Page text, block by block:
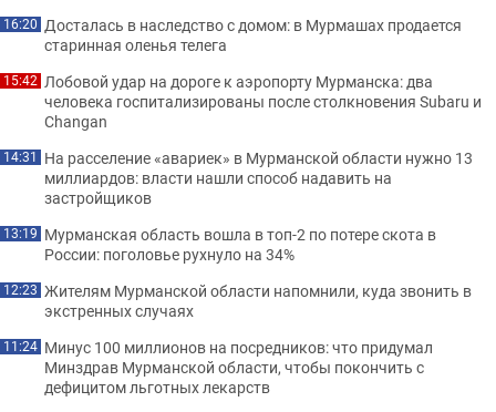
16:20 Досталась в наследство с домом: в Мурмашах продается
старинная оленья телега
15:42 Лобовой удар на дороге к аэропорту Мурманска: два
человека госпитализированы после столкновения Subaru и
Changan
14:31 На расселение «авариек» в Мурманской области нужно 13
миллиардов: власти нашли способ надавить на
застройщиков
13:19 Мурманская область вошла в топ-2 по потере скота в
России: поголовье рухнуло на 34%
12:23 Жителям Мурманской области напомнили, куда звонить в
экстренных случаях
11:24 Минус 100 миллионов на посредников: что придумал
Минздрав Мурманской области, чтобы покончить с
дефицитом льготных лекарств